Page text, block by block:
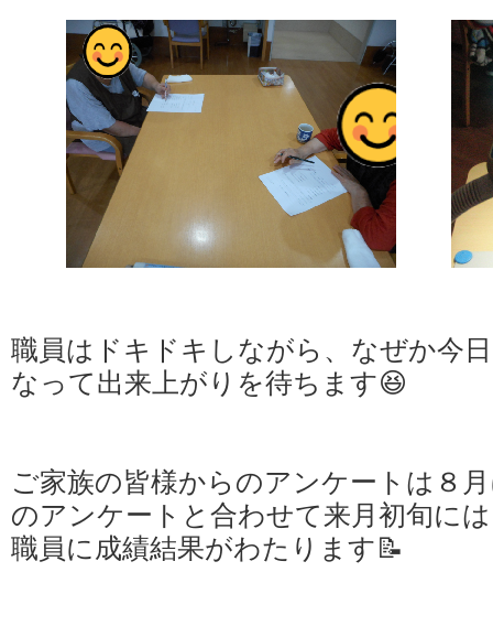
職員はドキドキしながら、なぜか今
なって出来上がりを待ちます😆
ご家族の皆様からのアンケートは８
のアンケートと合わせて来月初旬に
職員に成績結果がわたります📝